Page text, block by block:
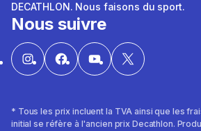
DECATHLON. Nous faisons du sport.
Nous suivre
* Tous les prix incluent la TVA ainsi que les
initial se réfère à l'ancien prix Decathlon.